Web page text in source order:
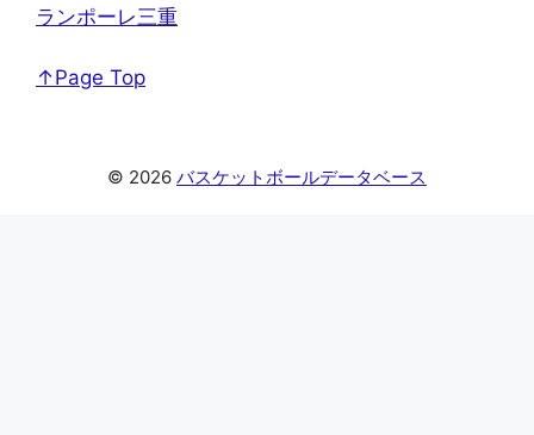
ランポーレ三重
↑Page Top
© 2026 バスケットボールデータベース